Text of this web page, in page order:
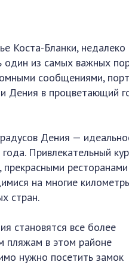
Коста-Бланки, недалеко
один из самых важных
сообщениями, порт
Дения в процветающий
Дения —
Привлекательный
ресторанами
на многие
стран.
становятся все более
пляжам в этом районе
нужно посетить замок